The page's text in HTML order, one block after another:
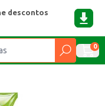
descontos
0